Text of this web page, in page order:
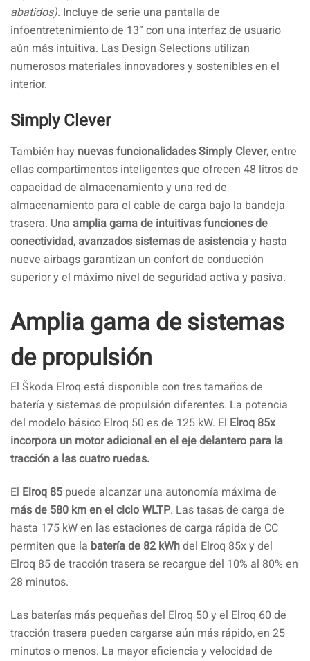
abatidos). Incluye de serie una pantalla de
infoentretenimiento de 13” con una interfaz de usuario
aún más intuitiva. Las Design Selections utilizan
numerosos materiales innovadores y sostenibles en el
interior.
Simply Clever
También hay nuevas funcionalidades Simply Clever,entre
ellas compartimentos inteligentes que ofrecen 48 litros de
capacidad de almacenamiento y una red de
almacenamiento para el cable de carga bajo la bandeja
trasera. Una amplia gama de intuitivas funciones de
conectividad, avanzados sistemas de asistenciay hasta
nueve airbags garantizan un confort de conducción
superior y el máximo nivel de seguridad activa y pasiva.
Amplia gama de sistemas
de propulsión
El Škoda Elroq está disponible con tres tamaños de
batería y sistemas de propulsión diferentes. La potencia
del modelo básico Elroq 50 es de 125 kW. El Elroq 85x
incorpora un motor adicional en el eje delantero para la
tracción a las cuatro ruedas.
El Elroq 85 puede alcanzar una autonomía máxima de
más de 580 km en el ciclo WLTP. Las tasas de carga de
hasta 175 kW en las estaciones de carga rápida de CC
permiten que la batería de 82 kWhdel Elroq 85x y del
Elroq 85 de tracción trasera se recargue del 10% al 80% en
28 minutos.
Las baterías más pequeñas del Elroq 50 y el Elroq 60 de
tracción trasera pueden cargarse aún más rápido, en 25
minutos o menos. La mayor eficiencia y velocidad de